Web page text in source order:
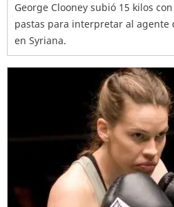
George Clooney subió 15 kilos
pastas para interpretar al agente
en Syriana.